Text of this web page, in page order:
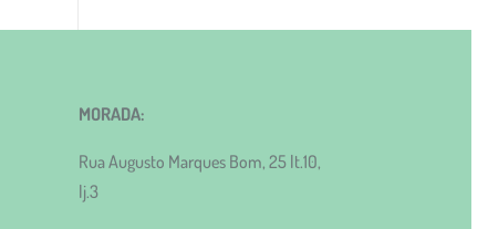
MORADA:
Rua Augusto Marques Bom, 25 lt.10,
lj.3